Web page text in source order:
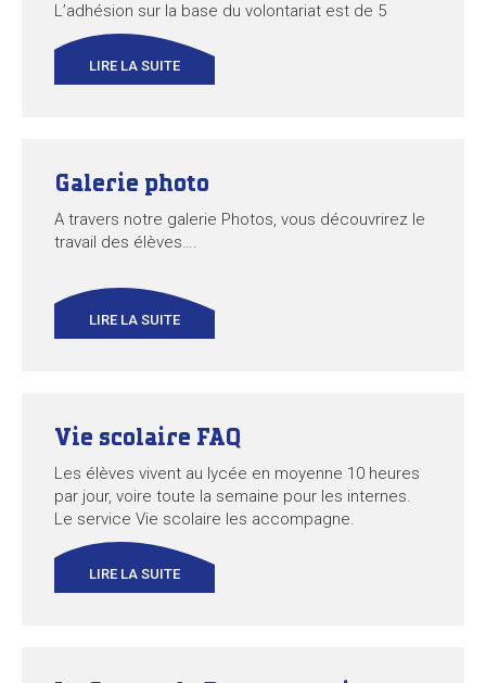
L’adhésion sur la base du volontariat est de 5
euros. Elle donne accès à tous les clubs, à la salle
de piano, à des tarifs réduits pour les sorties, à des
LIRE LA SUITE
Galerie photo
A travers notre galerie Photos, vous découvrirez le
travail des élèves….
LIRE LA SUITE
Vie scolaire FAQ
Les élèves vivent au lycée en moyenne 10 heures
par jour, voire toute la semaine pour les internes.
Le service Vie scolaire les accompagne.
LIRE LA SUITE